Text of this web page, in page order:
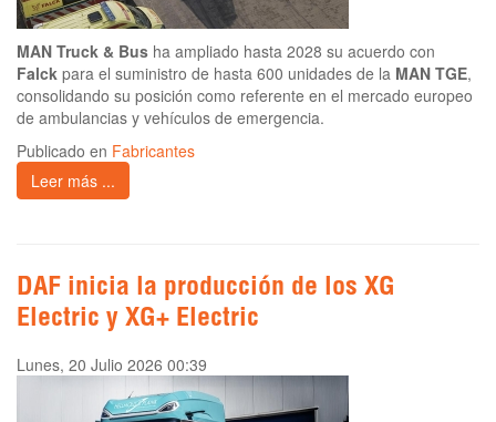
MAN Truck & Bus ha ampliado hasta 2028 su acuerdo con
Falck para el suministro de hasta 600 unidades de la MAN TGE,
consolidando su posición como referente en el mercado europeo
de ambulancias y vehículos de emergencia.
Publicado en Fabricantes
Leer más ...
DAF inicia la producción de los XG
Electric y XG+ Electric
Lunes, 20 Julio 2026 00:39